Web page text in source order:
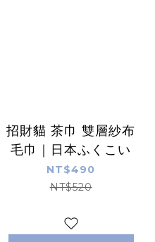
招財貓 茶巾 雙層紗布
毛巾｜日本ふくこい
NT$490
NT$520